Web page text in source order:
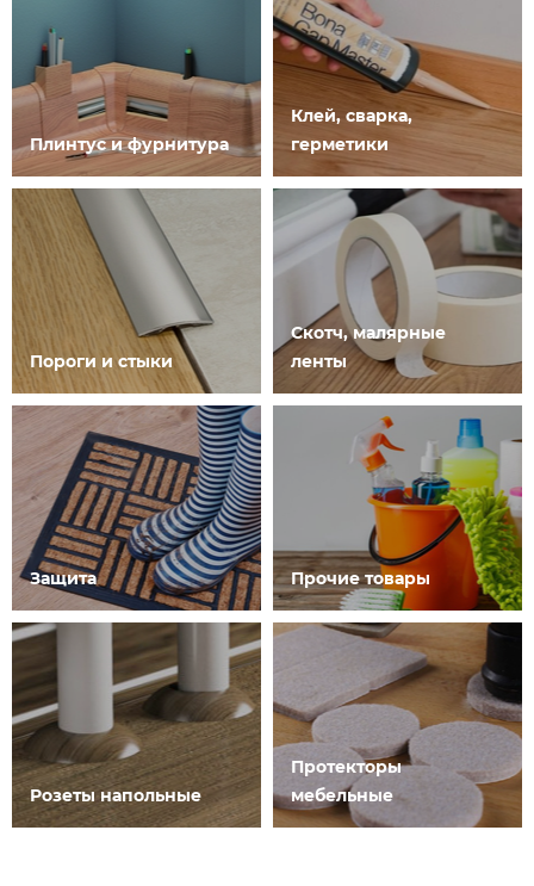
Плинтус и фурнитура
Клей, сварка,
герметики
Пороги и стыки
Скотч, малярные
ленты
Защита Прочие товары
Розеты напольные
Протекторы
мебельные